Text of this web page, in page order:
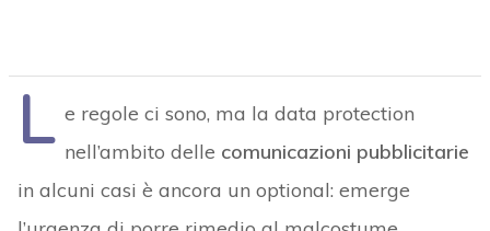
L e regole ci sono, ma la data protection
nell’ambito delle comunicazioni pubblicitarie
in alcuni casi è ancora un optional: emerge